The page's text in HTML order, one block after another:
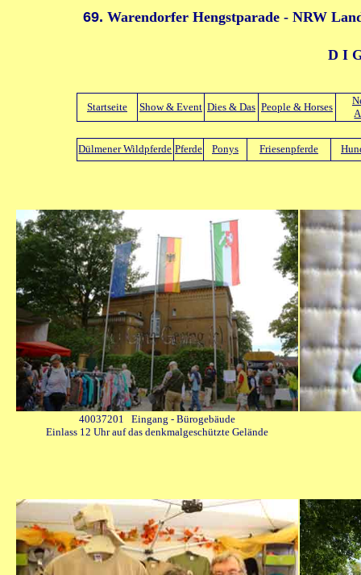
69. Warendorfer Hengstparade - NRW
D I
Startseite Show & Event Dies & Das People & Horses
Dülmener Wildpferde Pferde Ponys Friesenpferde
40037201 Eingang - Bürogebäude
Einlass 12 Uhr auf das denkmalgeschützte Gelände